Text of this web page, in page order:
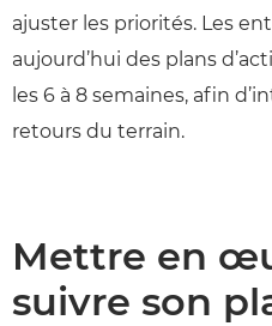
ajuster les priorités. Les
aujourd’hui des plans
les 6 à 8 semaines, afin
retours du terrain.
Mettre en
suivre son